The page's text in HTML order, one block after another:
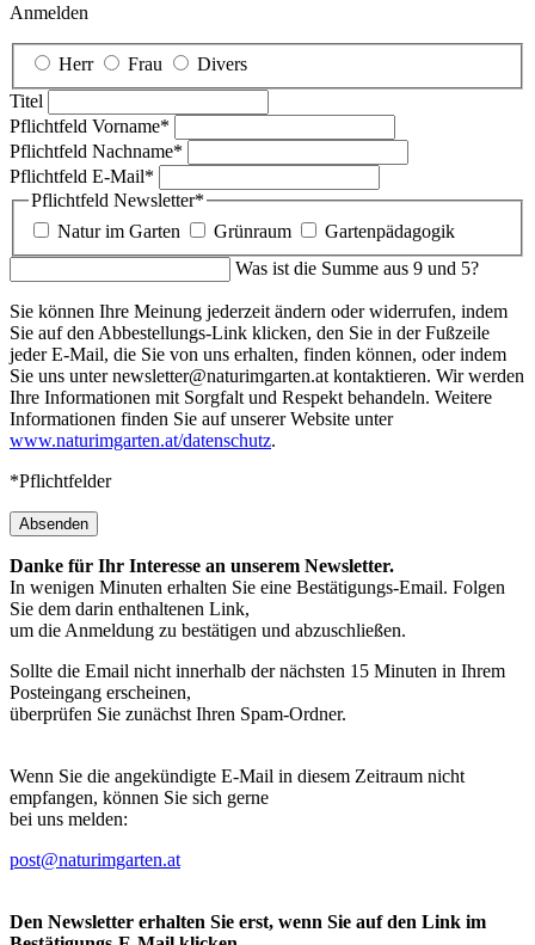
Anmelden
Herr Frau
Divers
Titel
Pflichtfeld Vorname*
Pflichtfeld Nachname*
Pflichtfeld E-Mail*
Pflichtfeld Newsletter*
Natur im Garten
Grünraum
Gartenpädagogik
Was ist die Summe aus 9 und 5?
Sie können Ihre Meinung jederzeit ändern oder widerrufen, indem
Sie auf den Abbestellungs-Link klicken, den Sie in der Fußzeile
jeder E-Mail, die Sie von uns erhalten, finden können, oder indem
Sie uns unter newsletter@naturimgarten.at kontaktieren. Wir werden
Ihre Informationen mit Sorgfalt und Respekt behandeln. Weitere
Informationen finden Sie auf unserer Website unter
www.naturimgarten.at/datenschutz.
*Pflichtfelder
Absenden
Danke für Ihr Interesse an unserem Newsletter.
In wenigen Minuten erhalten Sie eine Bestätigungs-Email. Folgen
Sie dem darin enthaltenen Link,
um die Anmeldung zu bestätigen und abzuschließen.
Sollte die Email nicht innerhalb der nächsten 15 Minuten in Ihrem
Posteingang erscheinen,
überprüfen Sie zunächst Ihren Spam-Ordner.
Wenn Sie die angekündigte E-Mail in diesem Zeitraum nicht
empfangen, können Sie sich gerne
bei uns melden:
post@naturimgarten.at
Den Newsletter erhalten Sie erst, wenn Sie auf den Link im